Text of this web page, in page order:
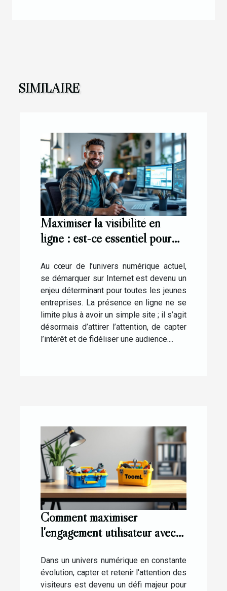
SIMILAIRE
Maximiser la visibilité en
ligne : est-ce essentiel pour
Au cœur de l’univers numérique actuel,
se démarquer sur Internet est devenu un
enjeu déterminant pour toutes les jeunes
entreprises. La présence en ligne ne se
limite plus à avoir un simple site ; il s’agit
désormais d’attirer l’attention, de capter
l’intérêt et de fidéliser une audience....
Comment maximiser
l'engagement utilisateur avec
Dans un univers numérique en constante
évolution, capter et retenir l'attention des
visiteurs est devenu un défi majeur pour